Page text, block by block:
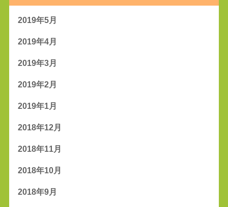
2019年5月
2019年4月
2019年3月
2019年2月
2019年1月
2018年12月
2018年11月
2018年10月
2018年9月